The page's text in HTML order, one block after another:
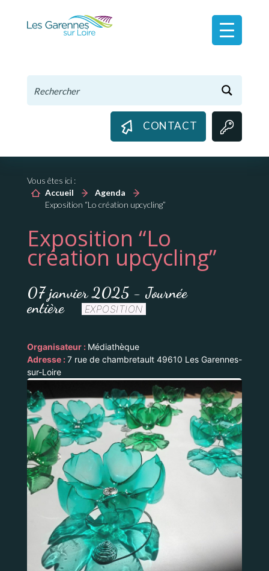
CONTACT
Vous êtes ici :
Accueil
Agenda
Exposition “Lo création upcycling”
Exposition “Lo
création upcycling”
07 janvier 2025 - Journée
entière
EXPOSITION
Organisateur : Médiathèque
Adresse :7 rue de chambretault 49610 Les Garennes-
sur-Loire